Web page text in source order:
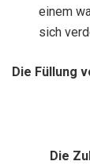
einem
sich
Die Füllung
Die